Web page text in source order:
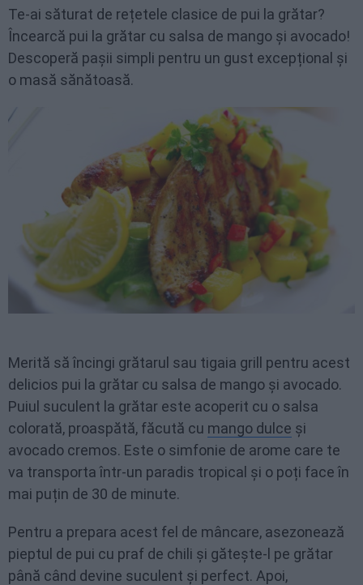
Te-ai săturat de rețetele clasice de pui la grătar?
Încearcă pui la grătar cu salsa de mango și avocado!
Descoperă pașii simpli pentru un gust excepțional și
o masă sănătoasă.
Merită să încingi grătarul sau tigaia grill pentru acest
delicios pui la grătar cu salsa de mango și avocado.
Puiul suculent la grătar este acoperit cu o salsa
colorată, proaspătă, făcută cu mango dulce și
avocado cremos. Este o simfonie de arome care te
va transporta într-un paradis tropical și o poți face în
mai puțin de 30 de minute.
Pentru a prepara acest fel de mâncare, asezonează
pieptul de pui cu praf de chili și gătește-l pe grătar
până când devine suculent și perfect. Apoi,